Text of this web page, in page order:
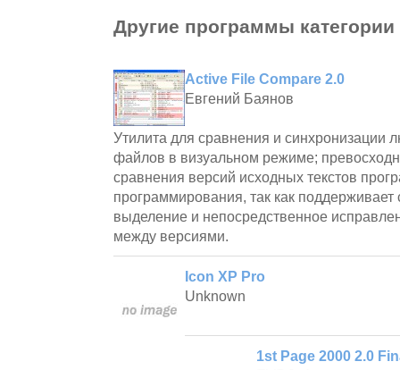
Другие программы категории
Active File Compare 2.0
Евгений Баянов
Утилита для сравнения и синхронизации
файлов в визуальном режиме;
сравнения версий исходных текстов
программирования, так как поддерживает
выделение и непосредственное
между версиями.
Icon XP Pro
Unknown
1st Page 2000 2.0